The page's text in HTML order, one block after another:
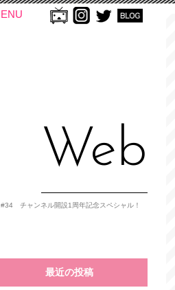
Web
チャンネル開設1周年記念スペシャル！
最近の投稿